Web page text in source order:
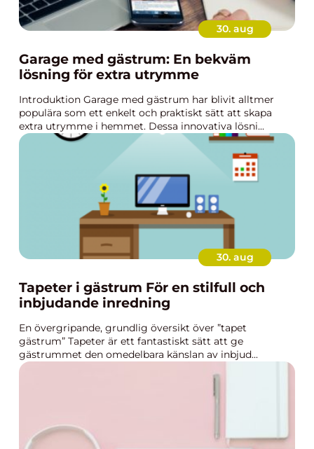
30. aug
Garage med gästrum: En bekväm
lösning för extra utrymme
Introduktion Garage med gästrum har blivit alltmer
populära som ett enkelt och praktiskt sätt att skapa
extra utrymme i hemmet. Dessa innovativa lösni...
30. aug
Tapeter i gästrum För en stilfull och
inbjudande inredning
En övergripande, grundlig översikt över ”tapet
gästrum” Tapeter är ett fantastiskt sätt att ge
gästrummet den omedelbara känslan av inbjud...